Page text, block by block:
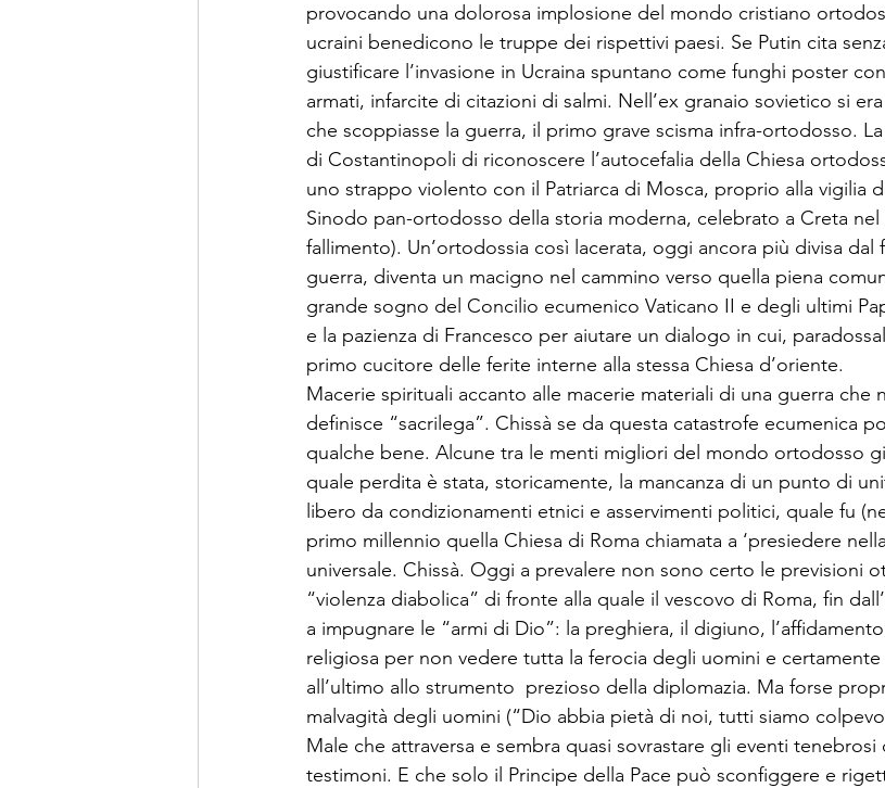
provocando una dolorosa implosione del mondo cristiano
ucraini benedicono le truppe dei rispettivi paesi. Se Putin cita
giustificare l’invasione in Ucraina spuntano come funghi poster
armati, infarcite di citazioni di salmi. Nell’ex granaio sovietico si
che scoppiasse la guerra, il primo grave scisma infra-ortodosso.
di Costantinopoli di riconoscere l’autocefalia della Chiesa
uno strappo violento con il Patriarca di Mosca, proprio alla vigilia
Sinodo pan-ortodosso della storia moderna, celebrato a Creta nel
fallimento). Un’ortodossia così lacerata, oggi ancora più divisa dal
guerra, diventa un macigno nel cammino verso quella piena
grande sogno del Concilio ecumenico Vaticano II e degli ultimi
e la pazienza di Francesco per aiutare un dialogo in cui,
primo cucitore delle ferite interne alla stessa Chiesa d’oriente.
Macerie spirituali accanto alle macerie materiali di una guerra che
definisce “sacrilega”. Chissà se da questa catastrofe ecumenica
qualche bene. Alcune tra le menti migliori del mondo ortodosso
quale perdita è stata, storicamente, la mancanza di un punto di
libero da condizionamenti etnici e asservimenti politici, quale fu
primo millennio quella Chiesa di Roma chiamata a ‘presiedere
universale. Chissà. Oggi a prevalere non sono certo le previsioni
“violenza diabolica” di fronte alla quale il vescovo di Roma, fin
a impugnare le “armi di Dio”: la preghiera, il digiuno,
religiosa per non vedere tutta la ferocia degli uomini e
all’ultimo allo strumento  prezioso della diplomazia. Ma forse
malvagità degli uomini (“Dio abbia pietà di noi, tutti siamo
Male che attraversa e sembra quasi sovrastare gli eventi
testimoni. E che solo il Principe della Pace può sconfiggere e